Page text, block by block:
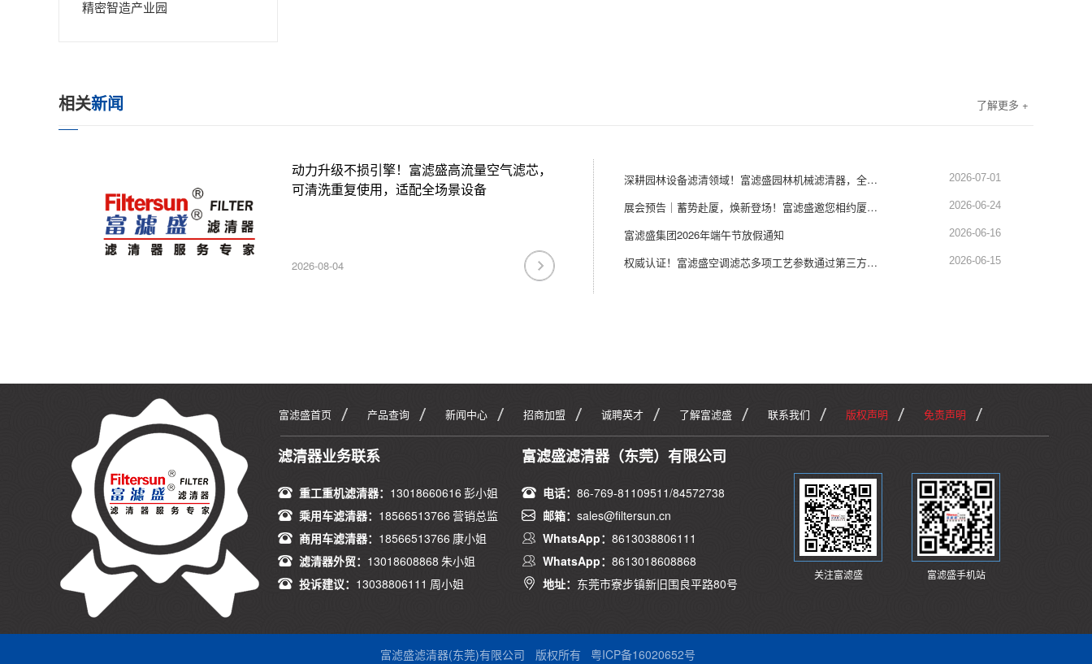
精密智造产业园
相关新闻 了解更多 +
动力升级不损引擎！富滤盛高流量空气滤芯，
可清洗重复使用，适配全场景设备
2026-08-04
深耕园林设备滤清领域！富滤盛园林机械滤清器，全品类适配，品质硬核靠谱 2026-07-01
展会预告｜蓄势赴厦，焕新登场！富滤盛邀您相约厦门工程机械展1451-1452展位 2026-06-24
富滤盛集团2026年端午节放假通知 2026-06-16
权威认证！富滤盛空调滤芯多项工艺参数通过第三方严苛检测，品质再获硬核背书 2026-06-15
富滤盛首页 产品查询 新闻中心 招商加盟 诚聘英才 了解富滤盛 联系我们 版权声明 免责声明
滤清器业务联系
重工重机滤清器： 13018660616 彭小姐
乘用车滤清器： 18566513766 营销总监
商用车滤清器： 18566513766 康小姐
滤清器外贸： 13018608868 朱小姐
投诉建议： 13038806111 周小姐
富滤盛滤清器（东莞）有限公司
电话： 86-769-81109511/84572738
邮箱： sales@filtersun.cn
WhatsApp： 8613038806111
WhatsApp： 8613018608868
地址： 东莞市寮步镇新旧围良平路80号
关注富滤盛 富滤盛手机站
富滤盛滤清器(东莞)有限公司 版权所有 粤ICP备16020652号